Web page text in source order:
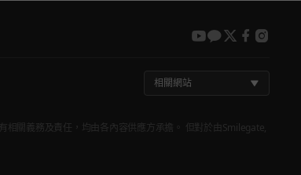
youtube
kakao
twitter
相關網站
關義務及責任，均由各內容供應方承擔。 但對於由Smilegate,